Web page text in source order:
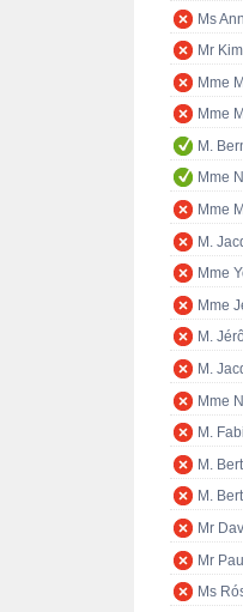
Ms
Mr
Mme
Mme
M.
Mme
Mme
M.
Mme
Mme
M.
M.
Mme
M.
M.
M.
Mr
Mr
Ms